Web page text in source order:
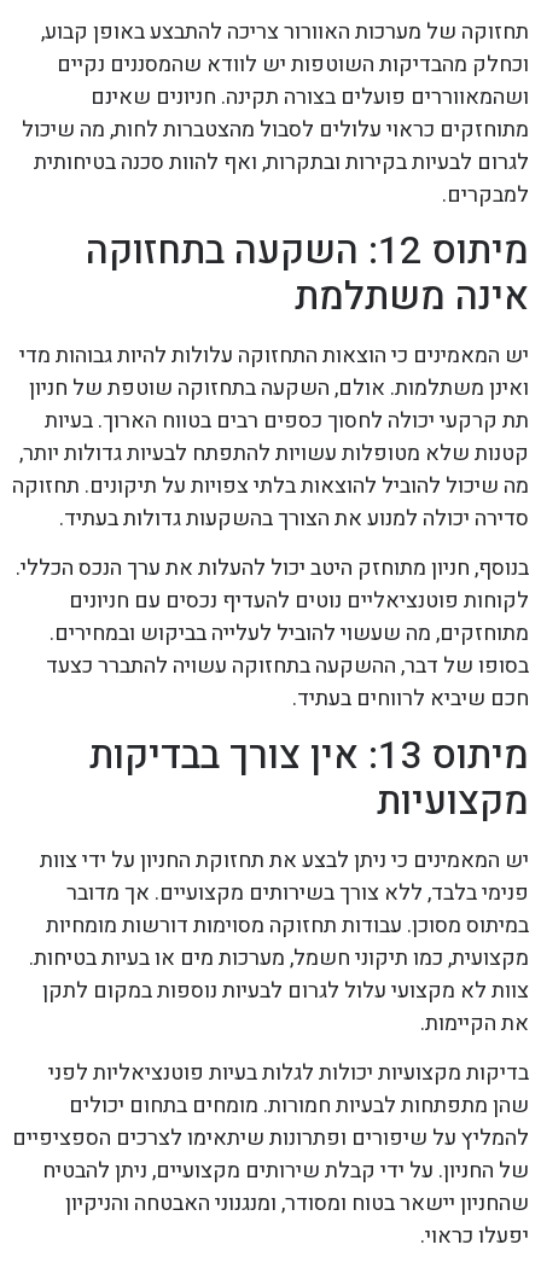
תחזוקה של מערכות האוורור צריכה להתבצע באופן קבוע,
וכחלק מהבדיקות השוטפות יש לוודא שהמסננים נקיים
ושהמאווררים פועלים בצורה תקינה. חניונים שאינם
מתוחזקים כראוי עלולים לסבול מהצטברות לחות, מה שיכול
לגרום לבעיות בקירות ובתקרות, ואף להוות סכנה בטיחותית
למבקרים.
מיתוס 12: השקעה בתחזוקה
אינה משתלמת
יש המאמינים כי הוצאות התחזוקה עלולות להיות גבוהות מדי
ואינן משתלמות. אולם, השקעה בתחזוקה שוטפת של חניון
תת קרקעי יכולה לחסוך כספים רבים בטווח הארוך. בעיות
קטנות שלא מטופלות עשויות להתפתח לבעיות גדולות יותר,
מה שיכול להוביל להוצאות בלתי צפויות על תיקונים. תחזוקה
סדירה יכולה למנוע את הצורך בהשקעות גדולות בעתיד.
בנוסף, חניון מתוחזק היטב יכול להעלות את ערך הנכס הכללי.
לקוחות פוטנציאליים נוטים להעדיף נכסים עם חניונים
מתוחזקים, מה שעשוי להוביל לעלייה בביקוש ובמחירים.
בסופו של דבר, ההשקעה בתחזוקה עשויה להתברר כצעד
חכם שיביא לרווחים בעתיד.
מיתוס 13: אין צורך בבדיקות
מקצועיות
יש המאמינים כי ניתן לבצע את תחזוקת החניון על ידי צוות
פנימי בלבד, ללא צורך בשירותים מקצועיים. אך מדובר
במיתוס מסוכן. עבודות תחזוקה מסוימות דורשות מומחיות
מקצועית, כמו תיקוני חשמל, מערכות מים או בעיות בטיחות.
צוות לא מקצועי עלול לגרום לבעיות נוספות במקום לתקן
את הקיימות.
בדיקות מקצועיות יכולות לגלות בעיות פוטנציאליות לפני
שהן מתפתחות לבעיות חמורות. מומחים בתחום יכולים
להמליץ על שיפורים ופתרונות שיתאימו לצרכים הספציפיים
של החניון. על ידי קבלת שירותים מקצועיים, ניתן להבטיח
שהחניון יישאר בטוח ומסודר, ומנגנוני האבטחה והניקיון
יפעלו כראוי.